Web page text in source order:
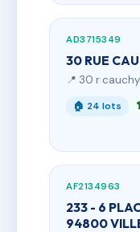
AD3715349
30 RUE
📍 30 r cauchy
🏠 24 lots
AF2134963
233 - 6
94800